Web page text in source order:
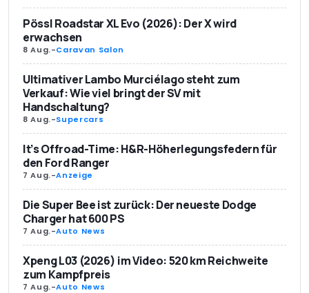
Pössl Roadstar XL Evo (2026): Der X wird
erwachsen
8 Aug.-Caravan Salon
Ultimativer Lambo Murciélago steht zum
Verkauf: Wie viel bringt der SV mit
Handschaltung?
8 Aug.-Supercars
It’s Offroad-Time: H&R-Höherlegungsfedern für
den Ford Ranger
7 Aug.-Anzeige
Die Super Bee ist zurück: Der neueste Dodge
Charger hat 600 PS
7 Aug.-Auto News
Xpeng L03 (2026) im Video: 520 km Reichweite
zum Kampfpreis
7 Aug.-Auto News